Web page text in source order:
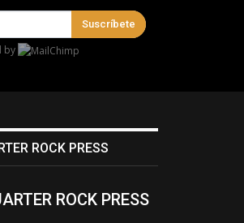
Suscríbete
by
ROCK PRESS